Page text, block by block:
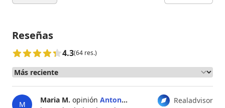
Reseñas
4.3(64 res.)
M Realadvisor
Maria M. opinión Antonio Jesus Ruíz